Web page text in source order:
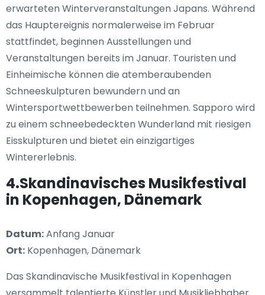
erwarteten Winterveranstaltungen Japans. Während
das Hauptereignis normalerweise im Februar
stattfindet, beginnen Ausstellungen und
Veranstaltungen bereits im Januar. Touristen und
Einheimische können die atemberaubenden
Schneeskulpturen bewundern und an
Wintersportwettbewerben teilnehmen. Sapporo wird
zu einem schneebedeckten Wunderland mit riesigen
Eisskulpturen und bietet ein einzigartiges
Wintererlebnis.
4.Skandinavisches Musikfestival
in Kopenhagen, Dänemark
Datum:Anfang Januar
Ort: Kopenhagen, Dänemark
Das Skandinavische Musikfestival in Kopenhagen